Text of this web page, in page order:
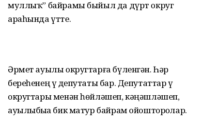
муллыҡ” байрамы быйыл да дүрт округ
араһында үтте.
Әрмет ауылы округтарға бүленгән. Һәр
береһенең үҙ депутаты бар. Депутаттар үҙ
округтары менән һөйләшеп, кәңәшләшеп,
ауылыбыҙҙа бик матур байрам ойошторҙолар.